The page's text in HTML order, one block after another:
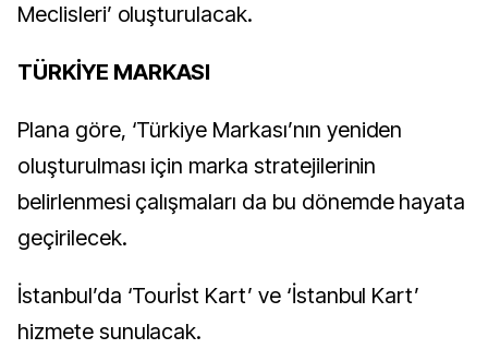
Meclisleri’ oluşturulacak.
TÜRKİYE MARKASI
Plana göre, ‘Türkiye Markası’nın yeniden
oluşturulması için marka stratejilerinin
belirlenmesi çalışmaları da bu dönemde hayata
geçirilecek.
İstanbul’da ‘Tourİst Kart’ ve ‘İstanbul Kart’
hizmete sunulacak.